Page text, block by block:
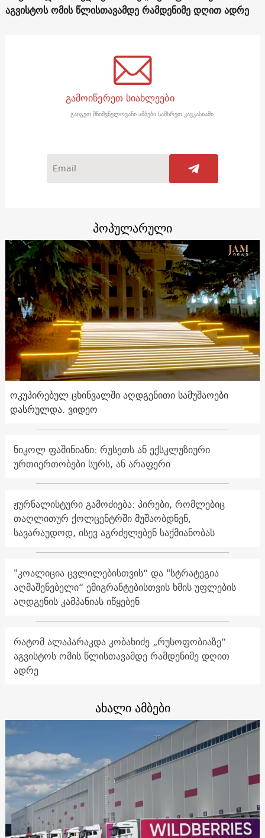
აგვისტოს ომის წლისთავამდე რამდენიმე დღით ადრე
გამოიწერეთ სიახლეები
გაიგეთ მნიშვნელოვანი ამბები სამხრეთ კავკასიაში
პოპულარული
ოკუპირებულ ცხინვალში აღდგენითი სამუშაოები
დასრულდა. ვიდეო
ნიკოლ ფაშინიანი: რუსეთს ან ექსკლუზიური
ურთიერთობები სურს, ან არაფერი
ჟურნალისტური გამოძიება: პირები, რომლებიც
თაღლითურ ქოლცენტრში მუშაობდნენ,
სავარაუდოდ, ისევ აგრძელებენ საქმიანობას
"კოალიცია ცვლილებისთვის“ და "სტრატეგია
აღმაშენებელი“ ემიგრანტებისთვის ხმის უფლების
აღდგენის კამპანიას იწყებენ
რატომ ალაპარაკდა კობახიძე „რუსოფობიაზე“
აგვისტოს ომის წლისთავამდე რამდენიმე დღით
ადრე
ახალი ამბები